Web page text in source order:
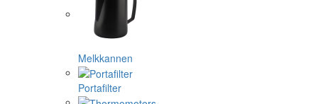
Melkkannen
Portafilter